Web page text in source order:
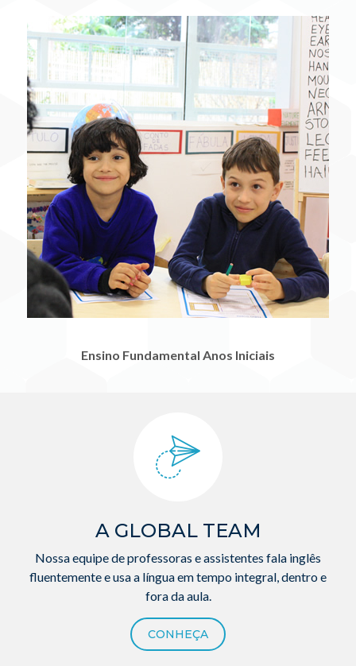
Ensino Fundamental Anos Iniciais
A GLOBAL TEAM
Nossa equipe de professoras e assistentes fala inglês
fluentemente e usa a língua em tempo integral, dentro e
fora da aula.
CONHEÇA